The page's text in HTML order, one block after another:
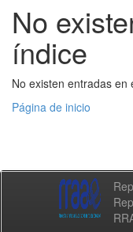
No
índice
No existen entradas en
Página de inicio